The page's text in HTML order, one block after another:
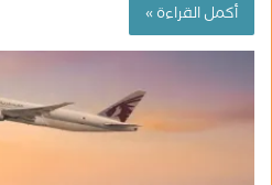
أكمل القراءة »